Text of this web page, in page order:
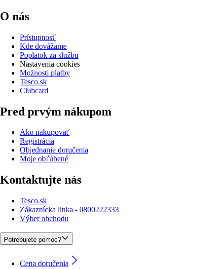
O nás
Prístupnosť
Kde dovážame
Poplatok za službu
Nastavenia cookies
Možnosti platby
Tesco.sk
Clubcard
Pred prvým nákupom
Ako nakupovať
Registrácia
Objednanie doručenia
Moje obľúbené
Kontaktujte nás
Tesco.sk
Zákaznícka linka - 0800222333
Výber obchodu
Potrebujete pomoc?
Cena doručenia